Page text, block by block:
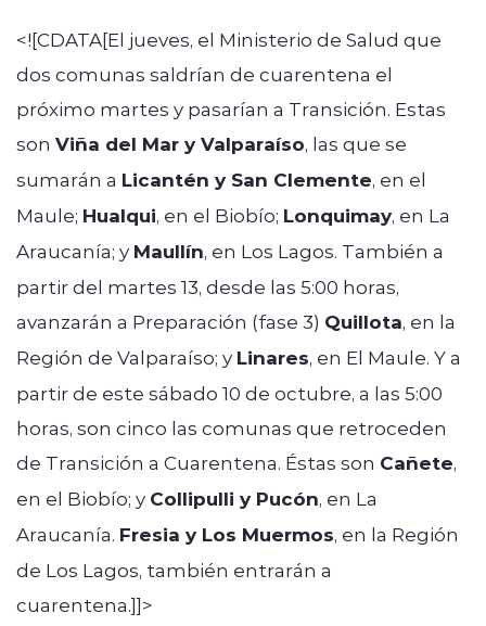
<![CDATA[El jueves, el Ministerio de Salud que
dos comunas saldrían de cuarentena el
próximo martes y pasarían a Transición. Estas
son Viña del Mar y Valparaíso, las que se
sumarán a Licantén y San Clemente, en el
Maule; Hualqui, en el Biobío; Lonquimay, en La
Araucanía; y Maullín, en Los Lagos. También a
partir del martes 13, desde las 5:00 horas,
avanzarán a Preparación (fase 3) Quillota, en la
Región de Valparaíso; y Linares, en El Maule. Y a
partir de este sábado 10 de octubre, a las 5:00
horas, son cinco las comunas que retroceden
de Transición a Cuarentena. Éstas son Cañete,
en el Biobío; y Collipulli y Pucón, en La
Araucanía. Fresia y Los Muermos, en la Región
de Los Lagos, también entrarán a
cuarentena.]]>